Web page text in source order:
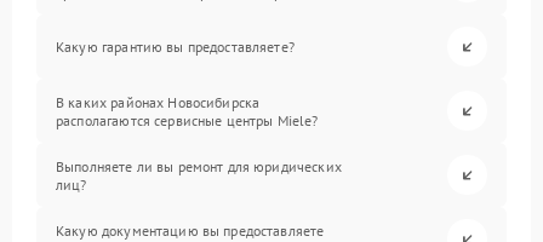
Какую гарантию вы предоставляете?
В каких районах Новосибирска
располагаются сервисные центры Miele?
Выполняете ли вы ремонт для юридических
лиц?
Какую документацию вы предоставляете